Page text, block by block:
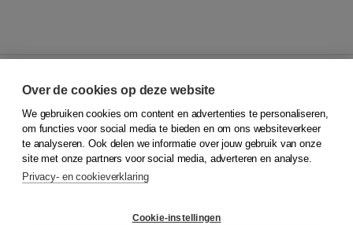
© 2026Koninklijke Boom uitgevers
Klantenservice
Service & informatie
Contact
Over de cookies op deze website
We gebruiken cookies om content en advertenties te personaliseren,
om functies voor social media te bieden en om ons websiteverkeer
te analyseren. Ook delen we informatie over jouw gebruik van onze
site met onze partners voor social media, adverteren en analyse.
Privacy- en cookieverklaring
Cookie-instellingen